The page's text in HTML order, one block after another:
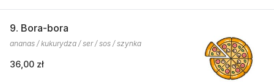
9. Bora-bora
ananas / kukurydza / ser / sos / szynka
36,00 zł